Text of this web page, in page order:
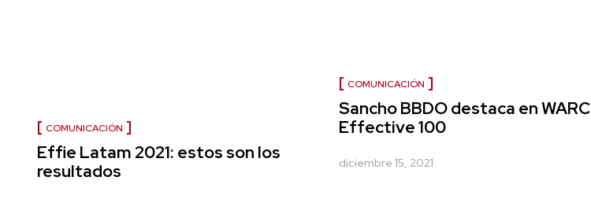
COMUNICACIÓN
Effie Latam 2021: estos son los
resultados
COMUNICACIÓN
Sancho BBDO destaca en WARC
Effective 100
diciembre 15, 2021